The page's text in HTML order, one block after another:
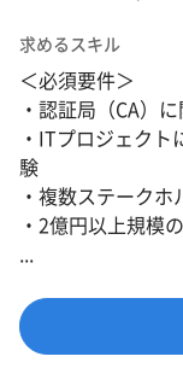
求めるスキル
＜必須要件＞
・認証局（CA）
・ITプロジェクト
験
・複数ステーク
・2億円以上規模